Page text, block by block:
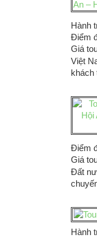
Hành
Điểm
Giá
Việt
khách
Điểm
Giá
Đất
Hành